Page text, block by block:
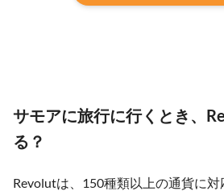
サモアに旅行に行くとき、
る？
Revolutは、150種類以上の通貨に対